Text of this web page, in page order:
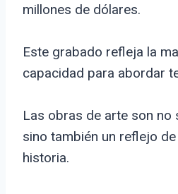
millones de dólares.
Este grabado refleja la
capacidad para abordar
Las obras de arte son no
sino también un reflejo
historia.